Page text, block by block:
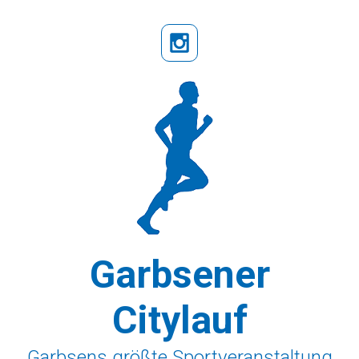
Garbsener
Citylauf